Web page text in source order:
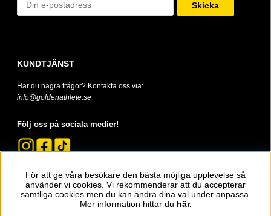
Skicka
KUNDTJÄNST
Har du några frågor? Kontakta oss via:
info@goldenathlete.se
Följ oss på sociala medier!
För att ge våra besökare den bästa möjliga upplevelse så
använder vi cookies. Vi rekommenderar att du accepterar
samtliga cookies men du kan ändra dina val under anpassa.
Mer information hittar du här.